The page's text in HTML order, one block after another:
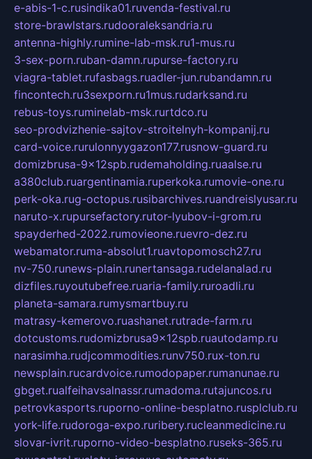
e-abis-1-c.rusindika01.ruvenda-festival.ru
store-brawlstars.rudooraleksandria.ru
antenna-highly.rumine-lab-msk.ru1-mus.ru
3-sex-porn.ruban-damn.rupurse-factory.ru
viagra-tablet.rufasbags.ruadler-jun.rubandamn.ru
fincontech.ru3sexporn.ru1mus.rudarksand.ru
rebus-toys.ruminelab-msk.rurtdco.ru
seo-prodvizhenie-sajtov-stroitelnyh-kompanij.ru
card-voice.rurulonnyygazon177.rusnow-guard.ru
domizbrusa-9x12spb.rudemaholding.ruaalse.ru
a380club.ruargentinamia.ruperkoka.rumovie-one.ru
perk-oka.rug-octopus.rusibarchives.ruandreislyusar.ru
naruto-x.rupursefactory.rutor-lyubov-i-grom.ru
spayderhed-2022.rumovieone.ruevro-dez.ru
webamator.ruma-absolut1.ruavtopomosch27.ru
nv-750.runews-plain.runertansaga.rudelanalad.ru
dizfiles.ruyoutubefree.ruaria-family.ruroadli.ru
planeta-samara.rumysmartbuy.ru
matrasy-kemerovo.ruashanet.rutrade-farm.ru
dotcustoms.rudomizbrusa9x12spb.ruautodamp.ru
narasimha.rudjcommodities.runv750.rux-ton.ru
newsplain.rucardvoice.rumodopaper.rumanunae.ru
gbget.rualfeihavsalnassr.rumadoma.rutajuncos.ru
petrovkasports.ruporno-online-besplatno.rusplclub.ru
york-life.rudoroga-expo.ruribery.rucleanmedicine.ru
slovar-ivrit.ruporno-video-besplatno.ruseks-365.ru